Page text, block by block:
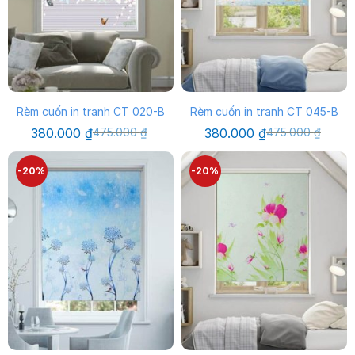
Rèm cuốn in tranh CT 020-B
475.000₫
Giá
gốc
475.000 ₫.
380.000 ₫Giá
hiện
là:
380.000 ₫.
Rèm cuốn in tranh CT 045-B
475.000₫
Giá
gốc
475.000 ₫.
380.000 ₫Giá
hiện
là:
380.000 ₫.
-20% -20%